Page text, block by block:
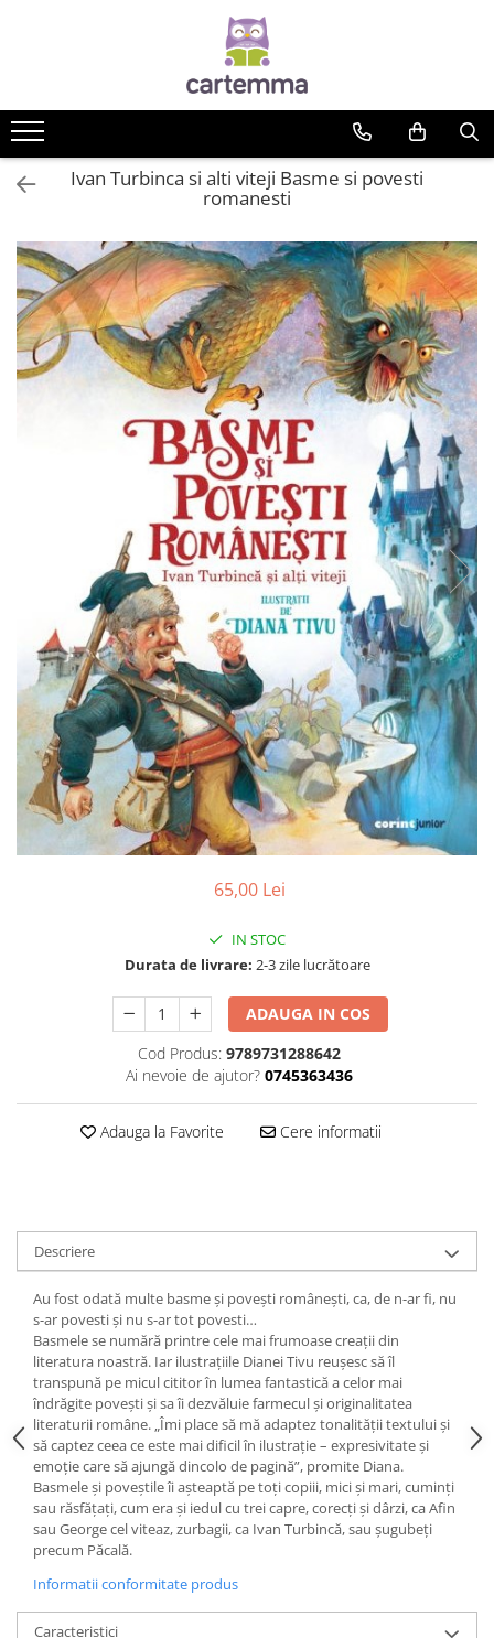
Tematică
Craciun
Activități
Atlase si enciclopedii
Carte de bucate
Călătorie
Educație
Educație financiară
Hobby si craft
Inteligenta emotionala
Știință si natură
0-2 ani
10+ ani
14+ ani
2-5 ani
5-7 ani
7-10 ani
Adulți
toate vârstele
Editura Bookzone
Editura Cartea Copiilor
Editura Cartemma
Editura Kreativ
Editura Lizuka Educativ
Editura Nemira
Editura Nomina
Editura Pandora M
Editura Portocala Albastră
Editura Scriptum
Editura Sophia
Editura Usborne
Editura Vellant
Editura Verba
Ivan Turbinca si alti viteji Basme si povesti
romanesti
65,00 Lei
IN STOC
Durata de livrare: 2-3 zile lucrătoare
ADAUGA IN COS
Cod Produs: 9789731288642
Ai nevoie de ajutor? 0745363436
Adauga la Favorite Cere informatii
Descriere
Au fost odată multe basme și povești românești, ca, de n-ar fi, nu
s-ar povesti și nu s-ar tot povesti…
Basmele se numără printre cele mai frumoase creații din
literatura noastră. Iar ilustrațiile Dianei Tivu reușesc să îl
transpună pe micul cititor în lumea fantastică a celor mai
îndrăgite povești și sa îi dezvăluie farmecul și originalitatea
literaturii române. „Îmi place să mă adaptez tonalității textului și
să captez ceea ce este mai dificil în ilustrație – expresivitate și
emoție care să ajungă dincolo de pagină”, promite Diana.
Basmele și poveștile îi așteaptă pe toți copiii, mici și mari, cuminți
sau răsfățați, cum era și iedul cu trei capre, corecți și dârzi, ca Afin
sau George cel viteaz, zurbagii, ca Ivan Turbincă, sau șugubeți
precum Păcală.
Informatii conformitate produs
Caracteristici